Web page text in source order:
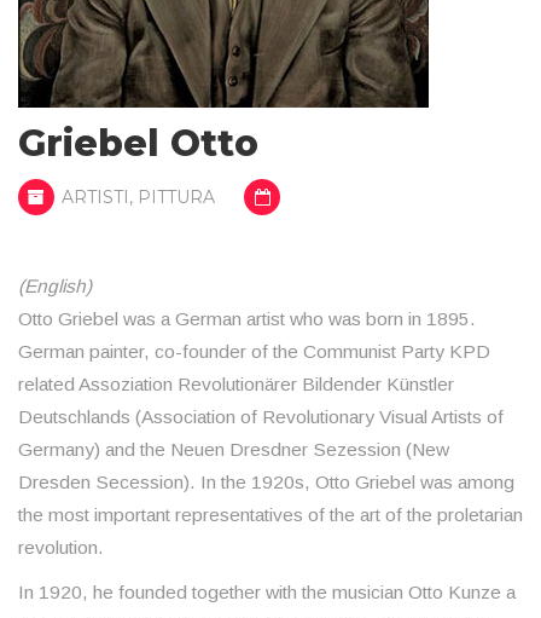
Griebel Otto
ARTISTI, PITTURA
(English)
Otto Griebel was a German artist who was born in 1895.
German painter, co-founder of the Communist Party KPD
related Assoziation Revolutionärer Bildender Künstler
Deutschlands (Association of Revolutionary Visual Artists of
Germany) and the Neuen Dresdner Sezession (New
Dresden Secession). In the 1920s, Otto Griebel was among
the most important representatives of the art of the proletarian
revolution.
In 1920, he founded together with the musician Otto Kunze a